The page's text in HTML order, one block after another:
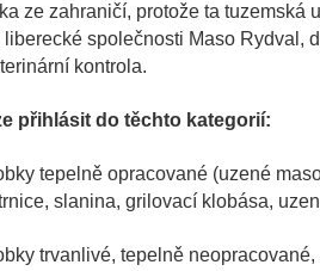
ze zahraničí, protože ta tuzemská
liberecké společnosti Maso Rydval,
kontrola.
přihlásit do těchto kategorií:
tepelně opracované (uzené
slanina, grilovací klobása,
trvanlivé, tepelně